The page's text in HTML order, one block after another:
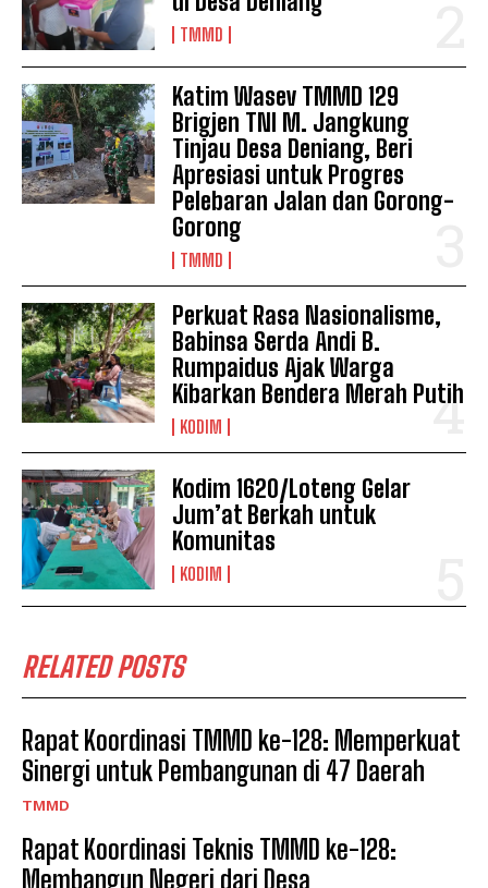
TMMD
Katim Wasev TMMD 129
Brigjen TNI M. Jangkung
Tinjau Desa Deniang, Beri
Apresiasi untuk Progres
Pelebaran Jalan dan Gorong-
Gorong
TMMD
Perkuat Rasa Nasionalisme,
Babinsa Serda Andi B.
Rumpaidus Ajak Warga
Kibarkan Bendera Merah Putih
KODIM
Kodim 1620/Loteng Gelar
Jum’at Berkah untuk
Komunitas
KODIM
RELATED POSTS
Rapat Koordinasi TMMD ke-128: Memperkuat
Sinergi untuk Pembangunan di 47 Daerah
TMMD
Rapat Koordinasi Teknis TMMD ke-128:
Membangun Negeri dari Desa